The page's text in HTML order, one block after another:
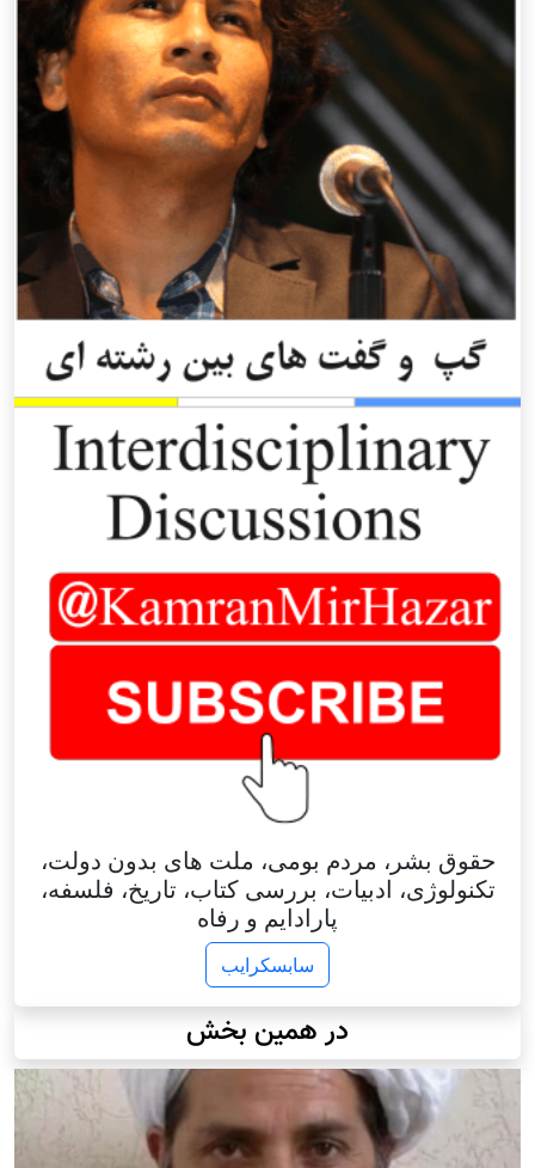
حقوق بشر، مردم بومی، ملت های بدون دولت،
تکنولوژی، ادبیات، بررسی کتاب، تاریخ، فلسفه،
پارادایم و رفاه
سابسکرایب
در همین بخش